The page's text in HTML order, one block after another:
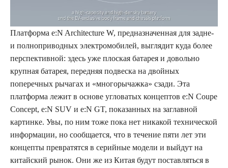
Платформа e:N Architecture W, предназначенная для задне-
и полноприводных электромобилей, выглядит куда более
перспективной: здесь уже плоская батарея и довольно
крупная батарея, передняя подвеска на двойных
поперечных рычагах и «многорычажка» сзади. Эта
платформа лежит в основе угловатых концептов e:N Coupe
Concept, e:N SUV и e:N GT, показанных на заглавной
картинке. Увы, по ним тоже пока нет никакой технической
информации, но сообщается, что в течение пяти лет эти
концепты превратятся в серийные модели и выйдут на
китайский рынок. Они же из Китая будут поставляться в